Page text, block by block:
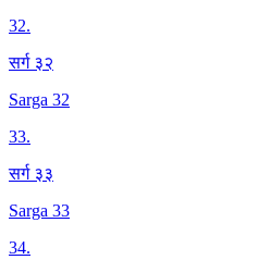
32.
सर्ग ३२
Sarga 32
33.
सर्ग ३३
Sarga 33
34.